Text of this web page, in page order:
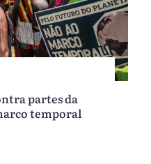
partes da
temporal